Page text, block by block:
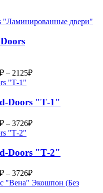
– 2125₽
Doоrs "Т-1"
– 3726₽
Doоrs "Т-2"
– 3726₽